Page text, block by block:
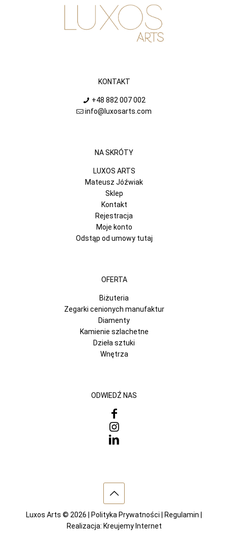
KONTAKT
+48 882 007 002
info@luxosarts.com
NA SKRÓTY
LUXOS ARTS
Mateusz Jóźwiak
Sklep
Kontakt
Rejestracja
Moje konto
Odstąp od umowy tutaj
OFERTA
Biżuteria
Zegarki cenionych manufaktur
Diamenty
Kamienie szlachetne
Dzieła sztuki
Wnętrza
ODWIEDŹ NAS
Luxos Arts © 2026 | Polityka Prywatności Regulamin
Realizacja: Kreujemy Internet